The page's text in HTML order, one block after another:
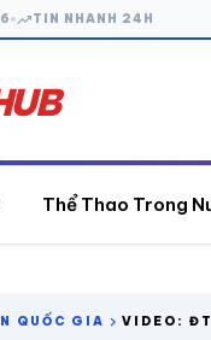
trending_upTIN NHANH 24H
Thể Thao Trong
QUỐC GIA chevron_right VIDEO: